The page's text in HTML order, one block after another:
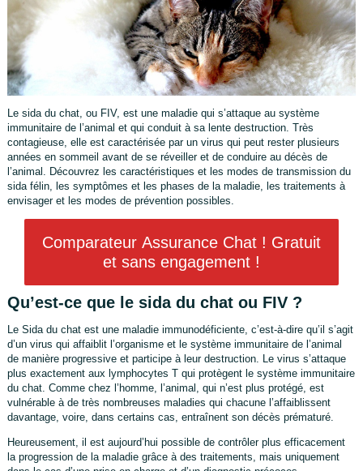
Le sida du chat, ou FIV, est une maladie qui s’attaque au système
immunitaire de l’animal et qui conduit à sa lente destruction. Très
contagieuse, elle est caractérisée par un virus qui peut rester plusieurs
années en sommeil avant de se réveiller et de conduire au décès de
l’animal. Découvrez les caractéristiques et les modes de transmission du
sida félin, les symptômes et les phases de la maladie, les traitements à
envisager et les modes de prévention possibles.
Comparateur Assurance Chat ! Gratuit
et sans engagement !
Qu’est-ce que le sida du chat ou FIV ?
Le Sida du chat est une maladie immunodéficiente, c’est-à-dire qu’il s’agit
d’un virus qui affaiblit l’organisme et le système immunitaire de l’animal
de manière progressive et participe à leur destruction. Le virus s’attaque
plus exactement aux lymphocytes T qui protègent le système immunitaire
du chat. Comme chez l’homme, l’animal, qui n’est plus protégé, est
vulnérable à de très nombreuses maladies qui chacune l’affaiblissent
davantage, voire, dans certains cas, entraînent son décès prématuré.
Heureusement, il est aujourd’hui possible de contrôler plus efficacement
la progression de la maladie grâce à des traitements, mais uniquement